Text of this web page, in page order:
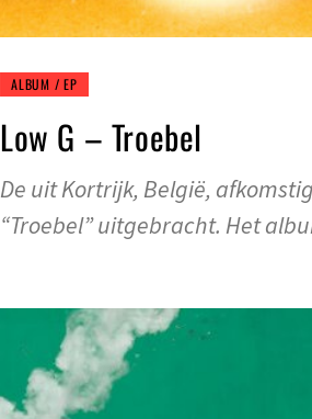
ALBUM / EP
Low G – Troebel
De uit Kortrijk, België,
“Troebel” uitgebracht. Het